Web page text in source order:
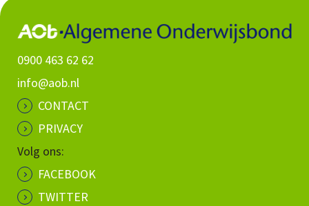
0900 463 62 62
info@aob.nl
CONTACT
PRIVACY
Volg ons:
FACEBOOK
TWITTER